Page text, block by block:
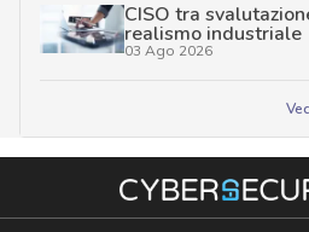
CISO tra
realismo industriale
03 Ago 2026